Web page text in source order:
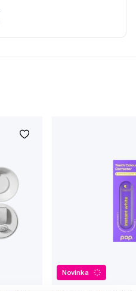
Novinka